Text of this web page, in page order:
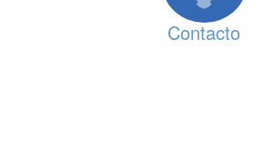
Contacto